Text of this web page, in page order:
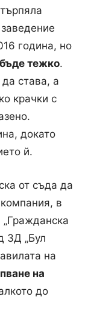
година, но
тежко.
става, а
крачки с
докато
й.
от съда да
в
„Гражданска
ЗД „Бул
на
на
до